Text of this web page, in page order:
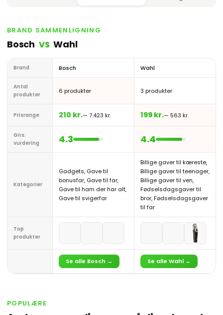
BRAND SAMMENLIGNING
Bosch VS Wahl
Brand Bosch Wahl
Antal
produkter
6 produkter 3 produkter
Prisrange 210 kr.— 7.423 kr. 199 kr.— 563 kr.
Gns.
vurdering
4.3 4.4
Kategorier
Gadgets, Gave til
bonusfar, Gave til far,
Gave til ham der har alt,
Gave til svigerfar
Billige gaver til kæreste,
Billige gaver til teenager,
Billige gaver til ven,
Fødselsdagsgaver til
bror, Fødselsdagsgaver
til far
Top
produkter
Se alle Bosch → Se alle Wahl →
POPULÆRE